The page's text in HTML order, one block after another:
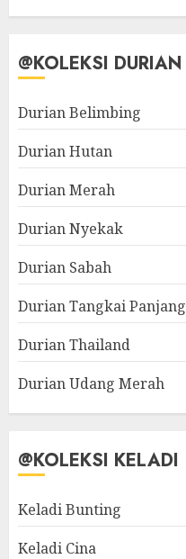
@KOLEKSI DURIAN
Durian Belimbing
Durian Hutan
Durian Merah
Durian Nyekak
Durian Sabah
Durian Tangkai Panjang
Durian Thailand
Durian Udang Merah
@KOLEKSI KELADI
Keladi Bunting
Keladi Cina